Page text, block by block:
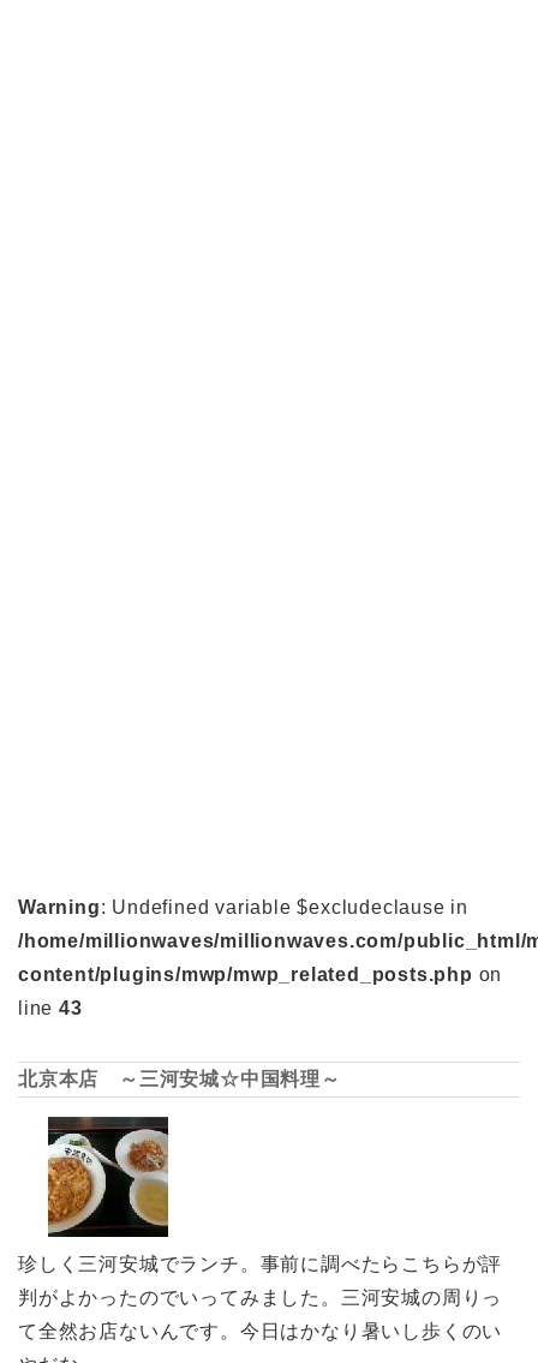
Warning: Undefined variable $excludeclause in
/home/millionwaves/millionwaves.com/public_html/
content/plugins/mwp/mwp_related_posts.php on
line 43
北京本店 ～三河安城☆中国料理～
珍しく三河安城でランチ。事前に調べたらこちらが評
判がよかったのでいってみました。三河安城の周りっ
て全然お店ないんです。今日はかなり暑いし歩くのい